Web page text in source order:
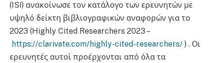
(ISI) ανακοίνωσε τον κατάλογο των ερευνητών με
υψηλό δείκτη βιβλιογραφικών αναφορών για το
2023 (Highly Cited Researchers 2023 –
https://clarivate.com/highly-cited-researchers/ ) . Οι
ερευνητές αυτοί προέρχονται από όλα τα